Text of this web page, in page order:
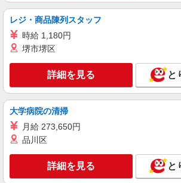
レジ・商品陳列スタッフ
時給 1,180円
堺市堺区
詳細を見る と
大学病院の清掃
月給 273,650円
品川区
詳細を見る と